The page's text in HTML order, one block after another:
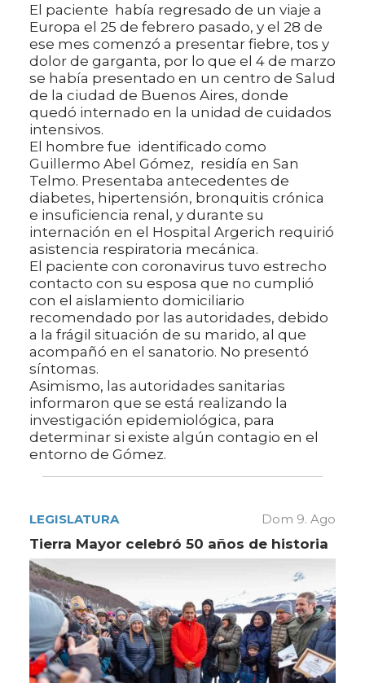
El paciente había regresado de un viaje a
Europa el 25 de febrero pasado, y el 28 de
ese mes comenzó a presentar fiebre, tos y
dolor de garganta, por lo que el 4 de marzo
se había presentado en un centro de Salud
de la ciudad de Buenos Aires, donde
quedó internado en la unidad de cuidados
intensivos.
El hombre fue identificado como
Guillermo Abel Gómez, residía en San
Telmo. Presentaba antecedentes de
diabetes, hipertensión, bronquitis crónica
e insuficiencia renal, y durante su
internación en el Hospital Argerich requirió
asistencia respiratoria mecánica.
El paciente con coronavirus tuvo estrecho
contacto con su esposa que no cumplió
con el aislamiento domiciliario
recomendado por las autoridades, debido
a la frágil situación de su marido, al que
acompañó en el sanatorio. No presentó
síntomas.
Asimismo, las autoridades sanitarias
informaron que se está realizando la
investigación epidemiológica, para
determinar si existe algún contagio en el
entorno de Gómez.
LEGISLATURA Dom 9. Ago
Tierra Mayor celebró 50 años de historia